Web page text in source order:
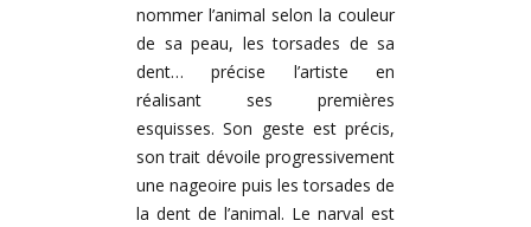
nommer l’animal selon la couleur
de sa peau, les torsades de sa
dent… précise l’artiste en
réalisant ses premières
esquisses. Son geste est précis,
son trait dévoile progressivement
une nageoire puis les torsades de
la dent de l’animal. Le narval est